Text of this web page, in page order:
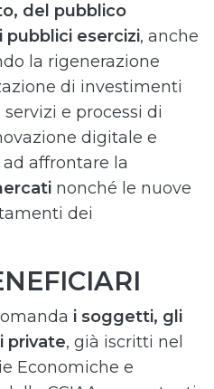
del pubblico
esercizi, anche
la rigenerazione
di investimenti
e processi di
digitale e
affrontare la
nonché le nuove
dei
i soggetti, gli
private, già iscritti nel
Economiche e